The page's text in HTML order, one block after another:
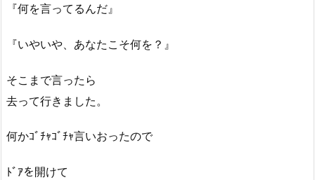
『何を言ってるんだ』
『いやいや、あなたこそ何を？』
そこまで言ったら
去って行きました。
何かｺﾞﾁｬｺﾞﾁｬ言いおったので
ﾄﾞｱを開けて